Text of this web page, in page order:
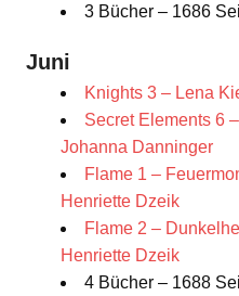
3 Bücher – 1686
Juni
Knights 3 – Lena
Secret Elements 6
Johanna Danninger
Flame 1 –
Henriette Dzeik
Flame 2 –
Henriette Dzeik
4 Bücher – 1688